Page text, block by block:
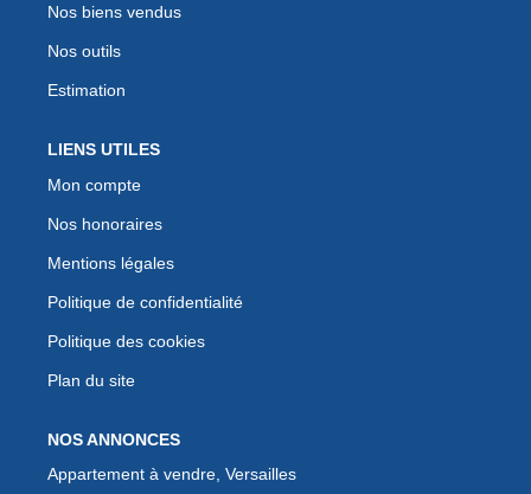
Nos biens vendus
Nos outils
Estimation
LIENS UTILES
Mon compte
Nos honoraires
Mentions légales
Politique de confidentialité
Politique des cookies
Plan du site
NOS ANNONCES
Appartement à vendre, Versailles